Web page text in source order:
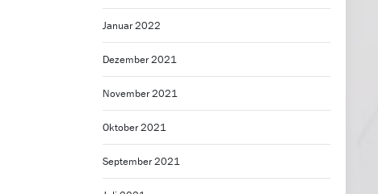
Januar 2022
Dezember 2021
November 2021
Oktober 2021
September 2021